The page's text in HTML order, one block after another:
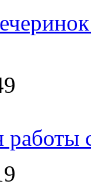
работы